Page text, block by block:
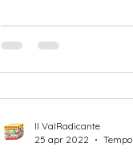
Il ValRadicante
25 apr 2022